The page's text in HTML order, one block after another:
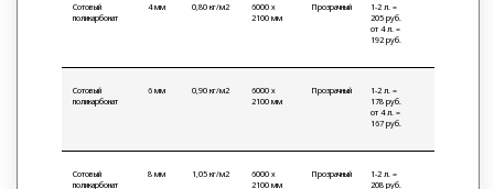
Сотовый
поликарбонат
4 мм 0,80 кг/м2
6000 х
2100 мм
Прозрачный
1-2 л. =
205 руб.
от 4 л. =
192 руб.
Сотовый
поликарбонат
6 мм 0,90 кг/м2
6000 х
2100 мм
Прозрачный
1-2 л. =
178 руб.
от 4 л. =
167 руб.
Сотовый
поликарбонат
8 мм 1,05 кг/м2
6000 х
2100 мм
Прозрачный
1-2 л. =
208 руб.